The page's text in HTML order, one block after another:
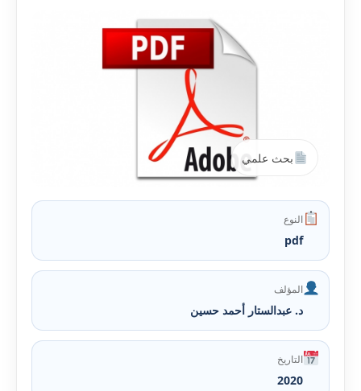
بحث علمي
النوع
pdf
المؤلف
د. عبدالستار أحمد حسين
التاريخ
2020